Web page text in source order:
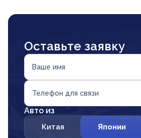
Оставьте заявку
Ваше имя
Телефон для связи
Авто из
Китая Японии